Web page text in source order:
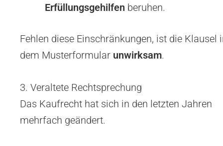
Erfüllungsgehilfen beruhen.
Fehlen diese Einschränkungen, ist die Klausel
dem Musterformular unwirksam.
3. Veraltete Rechtsprechung
Das Kaufrecht hat sich in den letzten Jahren
mehrfach geändert.